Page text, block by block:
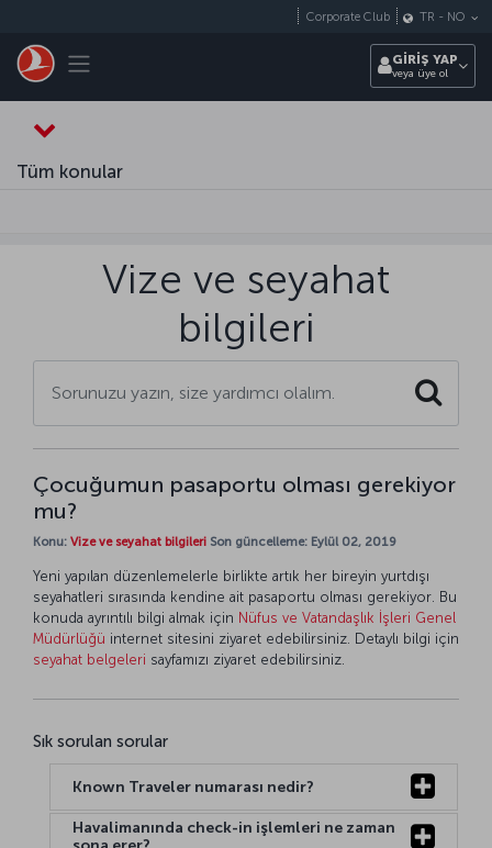
Toggle navigation
Corporate Club TR - NO
GİRİŞ YAP
veya üye ol
Tüm konular
Vize ve seyahat
bilgileri
Search
Çocuğumun pasaportu olması gerekiyor
mu?
Konu: Vize ve seyahat bilgileri Son güncelleme: Eylül 02, 2019
Yeni yapılan düzenlemelerle birlikte artık her bireyin yurtdışı
seyahatleri sırasında kendine ait pasaportu olması gerekiyor. Bu
konuda ayrıntılı bilgi almak için Nüfus ve Vatandaşlık İşleri Genel
Müdürlüğü internet sitesini ziyaret edebilirsiniz. Detaylı bilgi için
seyahat belgeleri sayfamızı ziyaret edebilirsiniz.
Sık sorulan sorular
Known Traveler numarası nedir?
Havalimanında check-in işlemleri ne zaman